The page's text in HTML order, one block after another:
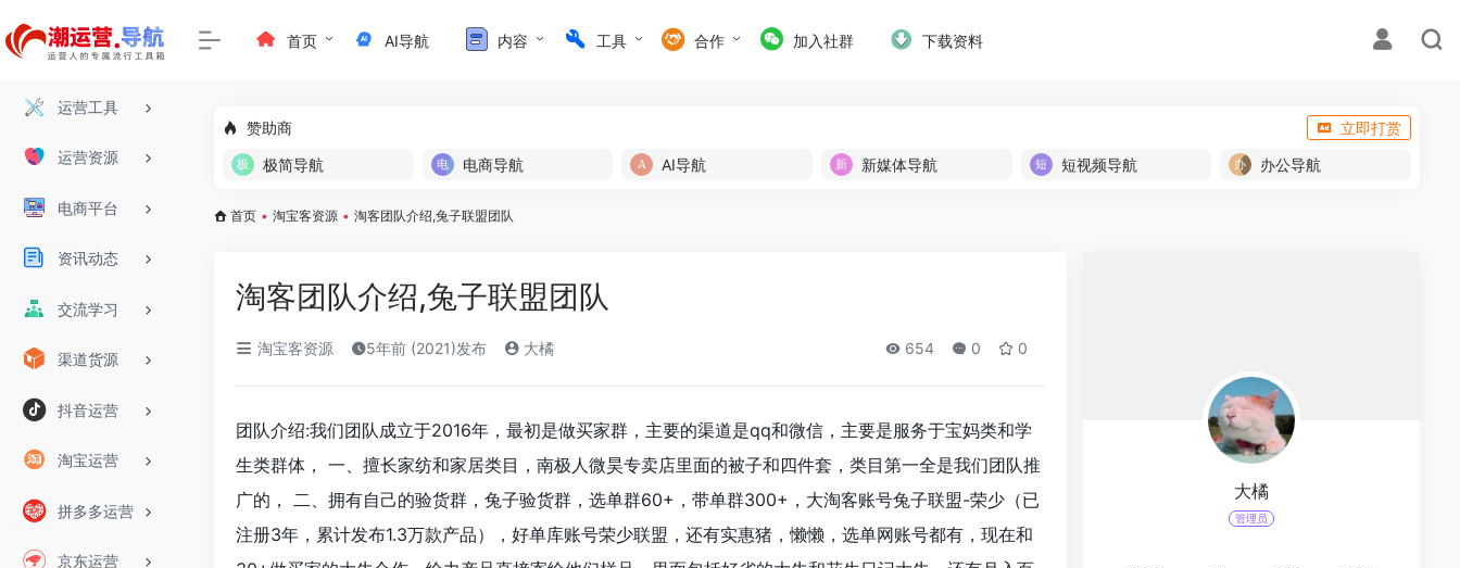
运营工具
运营资源
电商平台
资讯动态
交流学习
渠道货源
抖音运营
淘宝运营
拼多多运营
京东运营
首页 AI导航 内容 工具 合作 加入社群 下载资料
赞助商
立即打赏
极简导航
电商导航 AI导航 新媒体导航 短视频导航 办公导航
首页 • 淘宝客资源 • 淘客团队介绍,兔子联盟团队
淘客团队介绍,兔子联盟团队
淘宝客资源 5年前 (2021)发布 大橘 654 0 0
团队介绍:我们团队成立于2016年，最初是做买家群，主要的渠道是qq和微信，主要是服务于宝妈类和学
生类群体， 一、擅长家纺和家居类目，南极人微昊专卖店里面的被子和四件套，类目第一全是我们团队推
广的， 二、拥有自己的验货群，兔子验货群，选单群60+，带单群300+，大淘客账号兔子联盟-荣少（已
注册3年，累计发布1.3万款产品），好单库账号荣少联盟，还有实惠猪，懒懒，选单网账号都有，现在和
大橘
管理员